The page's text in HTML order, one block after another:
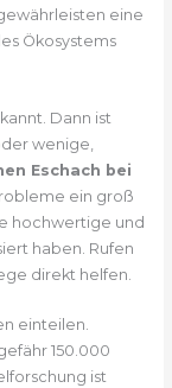
eine
Ökosystems
Dann ist
wenige,
Eschach bei
ein groß
hochwertige und
haben. Rufen
direkt helfen.
einteilen.
150.000
ist